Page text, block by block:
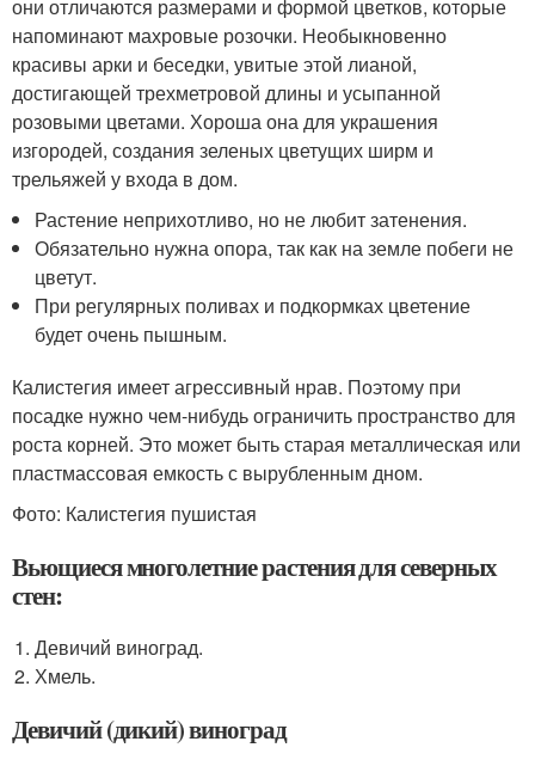
они отличаются размерами и формой цветков, которые
напоминают махровые розочки. Необыкновенно
красивы арки и беседки, увитые этой лианой,
достигающей трехметровой длины и усыпанной
розовыми цветами. Хороша она для украшения
изгородей, создания зеленых цветущих ширм и
трельяжей у входа в дом.
Растение неприхотливо, но не любит затенения.
Обязательно нужна опора, так как на земле побеги не
цветут.
При регулярных поливах и подкормках цветение
будет очень пышным.
Калистегия имеет агрессивный нрав. Поэтому при
посадке нужно чем-нибудь ограничить пространство для
роста корней. Это может быть старая металлическая или
пластмассовая емкость с вырубленным дном.
Фото: Калистегия пушистая
Вьющиеся многолетние растения для северных
стен:
Девичий виноград.
Хмель.
Девичий (дикий) виноград